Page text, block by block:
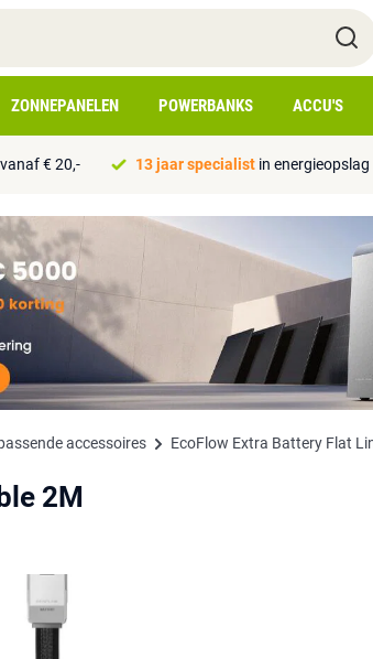
ZONNEPANELEN POWERBANKS ACCU'S
€ 20,- 13 jaar specialist in energieopslag
accessoires EcoFlow Extra Battery Flat
2M